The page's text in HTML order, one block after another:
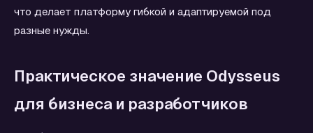
что делает платформу гибкой и адаптируемой под
разные нужды.
Практическое значение Odysseus
для бизнеса и разработчиков